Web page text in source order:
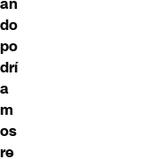
do
po
drí
a
m
os
re